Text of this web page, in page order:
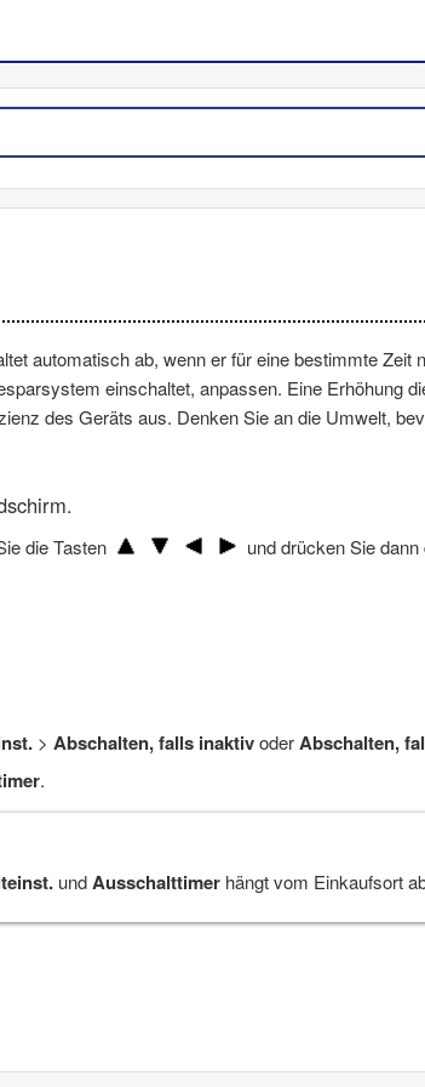
automatisch ab, wenn er für eine bestimmte Zeit
einschaltet, anpassen. Eine Erhöhung
des Geräts aus. Denken Sie an die Umwelt,
die Tasten und drücken Sie dann
> Abschalten, falls inaktivoderAbschalten,
.
undAusschalttimerhängt vom Einkaufsort